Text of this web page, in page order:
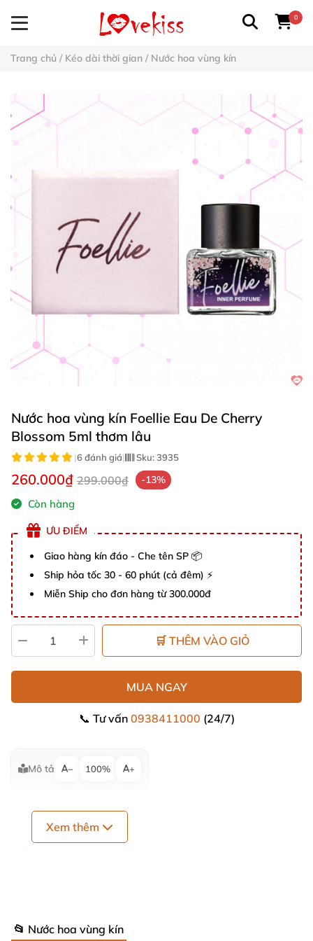
0
Trang chủ / Kéo dài thời gian / Nước hoa vùng kín
Nước hoa vùng kín Foellie Eau De Cherry
Blossom 5ml thơm lâu
|6 đánh giá| Sku:3935
260.000₫ 299.000₫ -13%
Còn hàng
ƯU ĐIỂM
Giao hàng kín đáo - Che tên SP 📦
Ship hỏa tốc 30 - 60 phút (cả đêm) ⚡
Miễn Ship cho đơn hàng từ 300.000đ
🛒 THÊM VÀO GIỎ
MUA NGAY
📞 Tư vấn 0938411000 (24/7)
Mô tả − 100% +
Xem thêm
📂 Nước hoa vùng kín